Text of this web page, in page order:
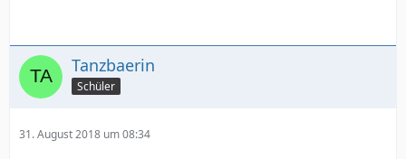
Tanzbaerin
Schüler
31. August 2018 um 08:34